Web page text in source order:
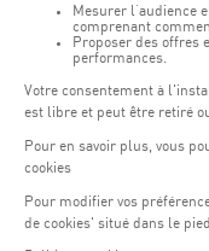
Accès :
COQUE • 2 rue
Transport en
Parkings:
(1)Parking Coque
clients Coque(hors